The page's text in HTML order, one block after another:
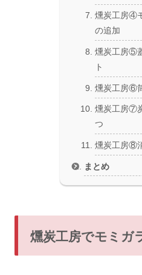
燻炭工房④
の追加
燻炭工房⑤
ト
燻炭工房⑥
燻炭工房⑦
つ
燻炭工房⑧
まとめ
燻炭工房でモミガ